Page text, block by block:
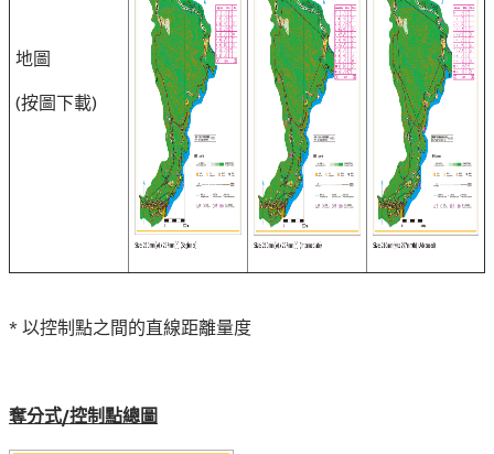
地圖
(按圖下載)
* 以控制點之間的直線距離量度
奪分式/控制點總圖